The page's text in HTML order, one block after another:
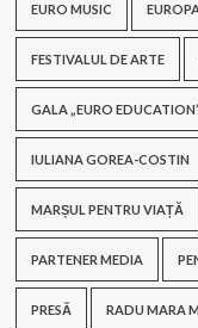
EURO MUSIC
FESTIVALUL DE ARTE
GALA „EURO
IULIANA GOREA-COSTIN
MARȘUL PENTRU VIAȚĂ
PARTENER MEDIA
PRESĂ RADU MARA